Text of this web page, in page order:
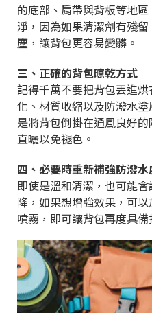
的底部、肩帶與背板等地
淨，因為如果清潔劑有殘
塵，讓背包更容易變髒。
三、正確的背包晾乾方式
記得千萬不要把背包丟進
化、材質收縮以及防潑水
是將背包倒掛在通風良好
直曬以免褪色。
四、必要時重新補強防潑水
即使是溫和清潔，也可能
降，如果想增強效果，可
噴霧，即可讓背包再度具備